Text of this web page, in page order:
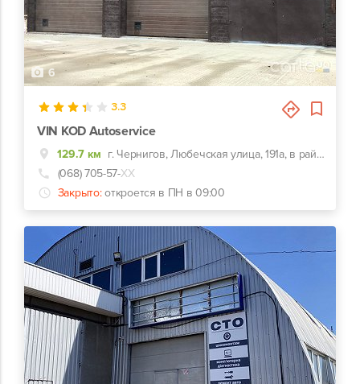
6
3.3
VIN KOD Autoservice
129.7 км
г. Чернигов, Любечская улица, 191а, в районе Млибора
(068) 705-57-ХХ
Закрыто: откроется в ПН в 09:00